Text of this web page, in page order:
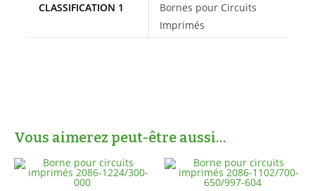
CLASSIFICATION 1
Bornes pour Circuits
Imprimés
Vous aimerez peut-être aussi…